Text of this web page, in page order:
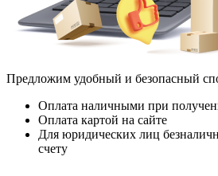
Предложим удобный и безопасный
Оплата наличными при
Оплата картой на сайте
Для юридических лиц
счету